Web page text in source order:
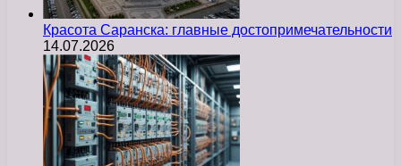
Красота Саранска: главные достопримечательности
14.07.2026